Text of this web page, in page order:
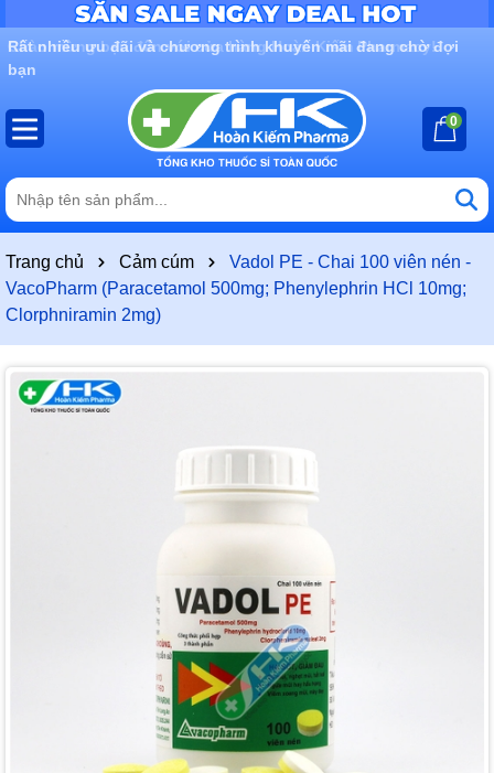
Rất nhiều ưu đãi và chương trình khuyến mãi đang chờ đợi
bạn
0
Trang chủ Cảm cúm
Vadol PE - Chai 100 viên nén -
VacoPharm (Paracetamol 500mg; Phenylephrin HCl 10mg;
Clorphniramin 2mg)